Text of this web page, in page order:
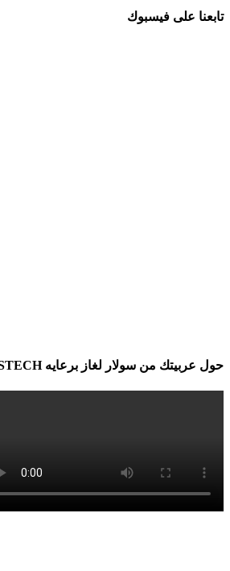
تابعنا على فيسبوك
حول عربيتك من سولار لغاز برعايه GASTECH